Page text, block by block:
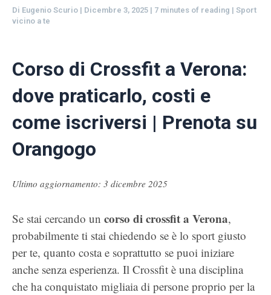
Di Eugenio Scurio | Dicembre 3, 2025 | 7 minutes of reading | Sport
vicino a te
Corso di Crossfit a Verona:
dove praticarlo, costi e
come iscriversi | Prenota su
Orangogo
Ultimo aggiornamento: 3 dicembre 2025
Se stai cercando un corso di crossfit a Verona,
probabilmente ti stai chiedendo se è lo sport giusto
per te, quanto costa e soprattutto se puoi iniziare
anche senza esperienza. Il Crossfit è una disciplina
che ha conquistato migliaia di persone proprio per la